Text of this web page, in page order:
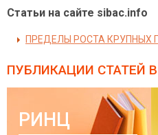
Статьи на сайте sibac.info
ПРЕДЕЛЫ РОСТА КРУПНЫХ
ПУБЛИКАЦИИ СТАТЕЙ
РИНЦ